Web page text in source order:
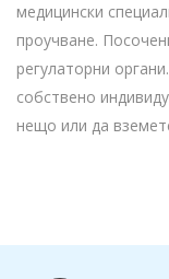
медицински
проучване.
регулаторни
собствено
нещо или да